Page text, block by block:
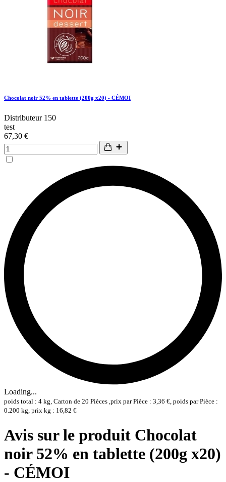
Chocolat noir 52% en tablette (200g x20) - CÉMOI
Distributeur 150
test
67,30 €
Loading...
poids total : 4 kg, Carton de 20 Pièces ,prix par Pièce : 3,36 €, poids par Pièce :
0.200 kg, prix kg : 16,82 €
Avis sur le produit Chocolat
noir 52% en tablette (200g x20)
- CÉMOI